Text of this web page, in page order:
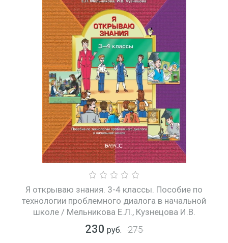
Я открываю знания. 3-4 классы. Пособие по
технологии проблемного диалога в начальной
школе / Мельникова Е.Л., Кузнецова И.В.
230 руб. 275